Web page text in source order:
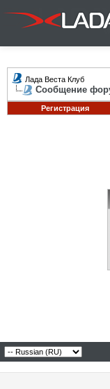
Лада Веста Клуб
Сообщение
Регистрация